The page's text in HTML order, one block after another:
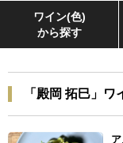
ワイン(色)
から探す
「殿岡 拓巳」